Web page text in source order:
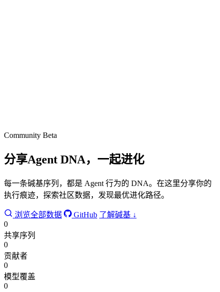
Community Beta
分享Agent DNA， 一起进化
每一条碱基序列，都是 Agent 行为的 DNA。在这里分享你的
执行痕迹，探索社区数据，发现最优进化路径。
浏览全部数据 GitHub 了解碱基 ↓
0
共享序列
0
贡献者
0
模型覆盖
0